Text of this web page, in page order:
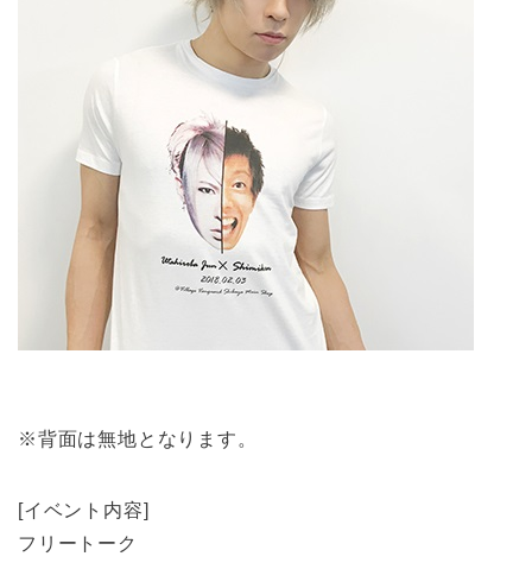
※背面は無地となります。
[イベント内容]
フリートーク